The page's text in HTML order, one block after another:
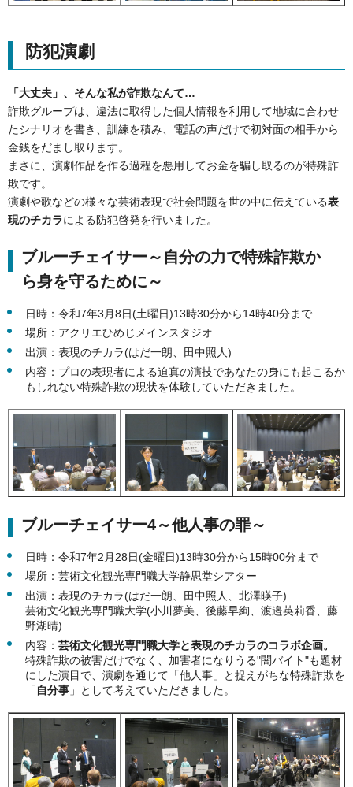
防犯演劇
「大丈夫」、そんな私が詐欺なんて…
詐欺グループは、違法に取得した個人情報を利用して地域に合わせ
たシナリオを書き、訓練を積み、電話の声だけで初対面の相手から
金銭をだまし取ります。
まさに、演劇作品を作る過程を悪用してお金を騙し取るのが特殊詐
欺です。
演劇や歌などの様々な芸術表現で社会問題を世の中に伝えている表
現のチカラによる防犯啓発を行いました。
ブルーチェイサー～自分の力で特殊詐欺か
ら身を守るために～
日時：令和7年3月8日(土曜日)13時30分から14時40分まで
場所：アクリエひめじメインスタジオ
出演：表現のチカラ(はだ一朗、田中照人)
内容：プロの表現者による迫真の演技であなたの身にも起こるか
もしれない特殊詐欺の現状を体験していただきました。
ブルーチェイサー4～他人事の罪～
日時：令和7年2月28日(金曜日)13時30分から15時00分まで
場所：芸術文化観光専門職大学静思堂シアター
出演：表現のチカラ(はだ一朗、田中照人、北澤暎子)
​​​芸術文化観光専門職大学(小川夢美、後藤早絢、渡邉英莉香、藤
野湖晴)
内容： 芸術文化観光専門職大学と表現のチカラのコラボ企画。
特殊詐欺の被害だけでなく、加害者になりうる"闇バイト"も題材
にした演目で、演劇を通じて「他人事」と捉えがちな特殊詐欺を
「自分事 」として考えていただきました。